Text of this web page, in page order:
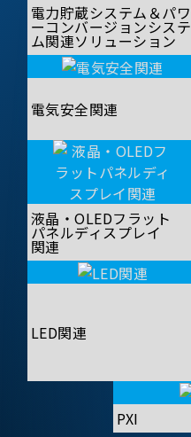
電力貯蔵システム＆パワ
ーコンバージョンシステ
ム関連ソリューション
電気安全関連
液晶・OLEDフラット
パネルディスプレイ
関連
LED関連
PXI